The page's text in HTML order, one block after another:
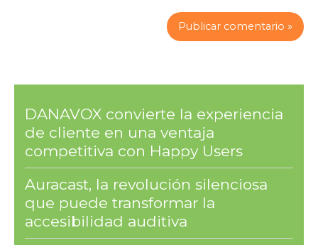
DANAVOX convierte la experiencia
de cliente en una ventaja
competitiva con Happy Users
Auracast, la revolución silenciosa
que puede transformar la
accesibilidad auditiva